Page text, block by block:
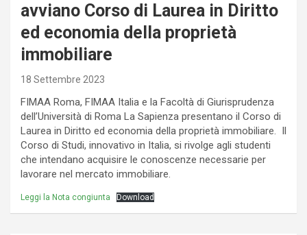
avviano Corso di Laurea in Diritto
ed economia della proprietà
immobiliare
18 Settembre 2023
FIMAA Roma, FIMAA Italia e la Facoltà di Giurisprudenza
dell’Università di Roma La Sapienza presentano il Corso di
Laurea in Diritto ed economia della proprietà immobiliare. Il
Corso di Studi, innovativo in Italia, si rivolge agli studenti
che intendano acquisire le conoscenze necessarie per
lavorare nel mercato immobiliare.
Leggi la Nota congiunta Download